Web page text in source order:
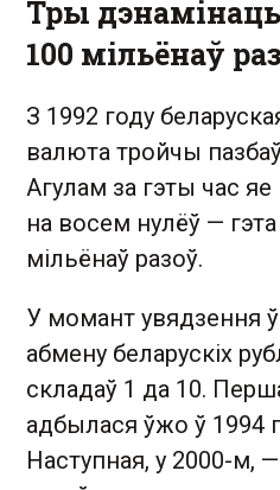
Тры
100 мільёнаў
З 1992 году
валюта тройчы
Агулам за гэты час яе
на восем нулёў —
мільёнаў разоў.
У момант увядзення
абмену беларускіх
складаў 1 да 10.
адбылася ўжо ў 1994
Наступная, у 2000-м,